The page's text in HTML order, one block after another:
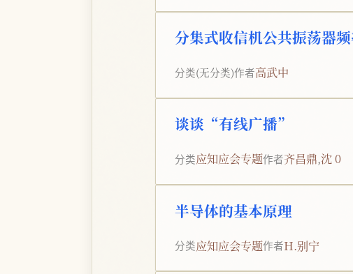
分集式收信机公共振荡器
分类(无分类)作者高武中
谈谈“有线广播”
分类应知应会专题作者齐昌鼎,沈 0
半导体的基本原理
分类应知应会专题作者H.别宁